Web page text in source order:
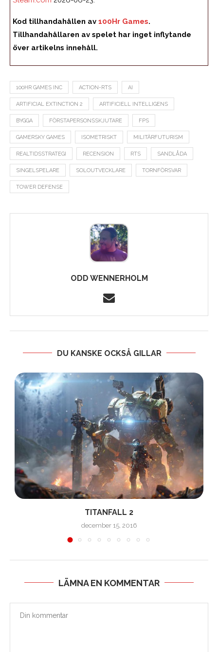
Kod tillhandahållen av 100Hr Games.
Tillhandahållaren av spelet har inget inflytande
över artikelns innehåll.
100HR GAMES INC ACTION-RTS AI
ARTIFICIAL EXTINCTION 2 ARTIFICIELL INTELLIGENS
BYGGA FÖRSTAPERSONSSKJUTARE FPS
GAMERSKY GAMES ISOMETRISKT MILITÄRFUTURISM
REALTIDSSTRATEGI RECENSION RTS SANDLÅDA
SINGELSPELARE SOLOUTVECKLARE TORNFÖRSVAR
TOWER DEFENSE
ODD WENNERHOLM
DU KANSKE OCKSÅ GILLAR
TITANFALL 2
december 15, 2016
LÄMNA EN KOMMENTAR